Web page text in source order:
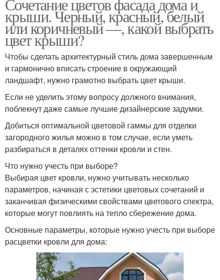
крыши. Черный, красный, белый
или коричневый —, какой выбрать
цвет крыши?
Чтобы сделать архитектурный стиль дома завершенным
и гармонично вписать строение в окружающий
ландшафт, нужно грамотно выбрать цвет крыши.
Если не уделить этому вопросу должного внимания,
поблекнут даже самые лучшие дизайнерские задумки.
Добиться оптимальной цветовой гаммы для отделки
загородного жилья можно в том случае, если уметь
разбираться в деталях оттенки кровли и стен.
Что нужно учесть при выборе?
Выбирая цвет кровли, нужно учитывать несколько
параметров, начиная с эстетики цветовых сочетаний и
заканчивая физическими свойствами цветового спектра,
которые могут повлиять на тепло сбережение дома.
Основные параметры, которые нужно учесть при выборе
расцветки кровли для дома: